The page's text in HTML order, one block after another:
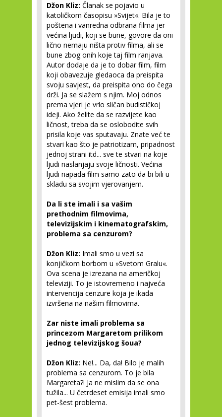
Džon Kliz: Članak se pojavio u
katoličkom časopisu »Svijet«. Bila je to
poštena i vanredna odbrana filma jer
većina ljudi, koji se bune, govore da oni
lično nemaju ništa protiv filma, ali se
bune zbog onih koje taj film ranjava.
Autor dodaje da je to dobar film, film
koji obavezuje gledaoca da preispita
svoju savjest, da preispita ono do čega
drži. Ja se slažem s njim. Moj odnos
prema vjeri je vrlo sličan budističkoj
ideji. Ako želite da se razvijete kao
ličnost, treba da se oslobodite svih
prisila koje vas sputavaju. Znate već te
stvari kao što je patriotizam, pripadnost
jednoj strani itd... sve te stvari na koje
ljudi naslanjaju svoje ličnosti. Većina
ljudi napada film samo zato da bi bili u
skladu sa svojim vjerovanjem.
Da li ste imali i sa vašim
prethodnim filmovima,
televizijskim i kinematografskim,
problema sa cenzurom?
Džon Kliz: Imali smo u vezi sa
konjičkom borbom u »Svetom Gralu«.
Ova scena je izrezana na američkoj
televiziji. To je istovremeno i najveća
intervencija cenzure koja je ikada
izvršena na našim filmovima.
Zar niste imali problema sa
princezom Margaretom prilikom
jednog televizijskog šoua?
Džon Kliz: Ne!... Da, da! Bilo je malih
problema sa cenzurom. To je bila
Margareta?! Ja ne mislim da se ona
tužila... U četrdeset emisija imali smo
pet-šest problema.